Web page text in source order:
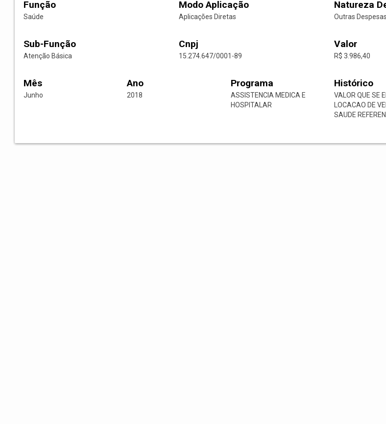
Função
Saúde
Modo Aplicação
Aplicações Diretas
Natureza
Outras
Sub-Função
Atenção Básica
Cnpj
15.274.647/0001-89
Valor
R$ 3.986,40
Mês
Junho
Ano
2018
Programa
ASSISTENCIA MEDICA E
HOSPITALAR
Histórico
VALOR QUE SE
LOCACAO DE
SAUDE